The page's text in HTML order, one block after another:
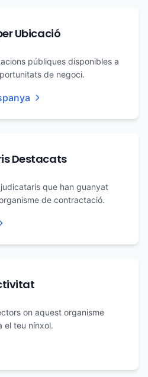
Ubicació
públiques disponibles a
de negoci.
Destacats
que han guanyat
de contractació.
on aquest organisme
el teu nínxol.